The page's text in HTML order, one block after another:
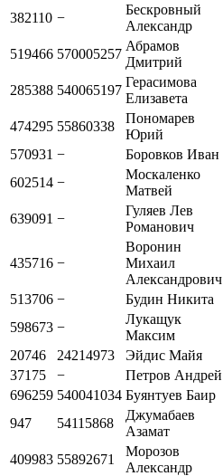
382110 −
Бескровный
Александр
519466 570005257
Абрамов
Дмитрий
285388 540065197
Герасимова
Елизавета
474295 55860338
Пономарев
Юрий
570931 − Боровков Иван
602514 −
Москаленко
Матвей
639091 −
Гуляев Лев
Романович
435716 −
Воронин
Михаил
Александрович
513706 − Будин Никита
598673 −
Лукащук
Максим
20746
24214973 Эйдис Майя
37175
− Петров Андрей
696259 540041034 Буянтуев Баир
947
54115868
Джумабаев
Азамат
409983 55892671
Морозов
Александр